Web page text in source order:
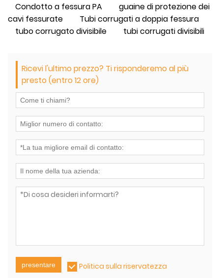
Condotto a fessura PA
guaine di protezione dei
cavi fessurate
Tubi corrugati a doppia fessura
tubo corrugato divisibile
tubi corrugati divisibili
Ricevi l'ultimo prezzo? Ti risponderemo al più
presto (entro 12 ore)
presentare Politica sulla riservatezza